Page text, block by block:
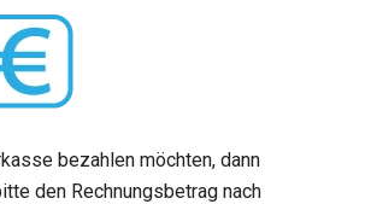
bezahlen möchten, dann
den Rechnungsbetrag nach